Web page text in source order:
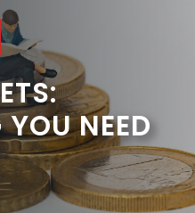
NEED